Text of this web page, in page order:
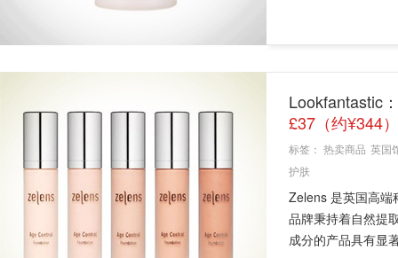
Lookfantastic
£37（约¥344）
标签： 热卖商品 英国
护肤
Zelens 是英国高端
品牌秉持着自然提
成分的产品具有显